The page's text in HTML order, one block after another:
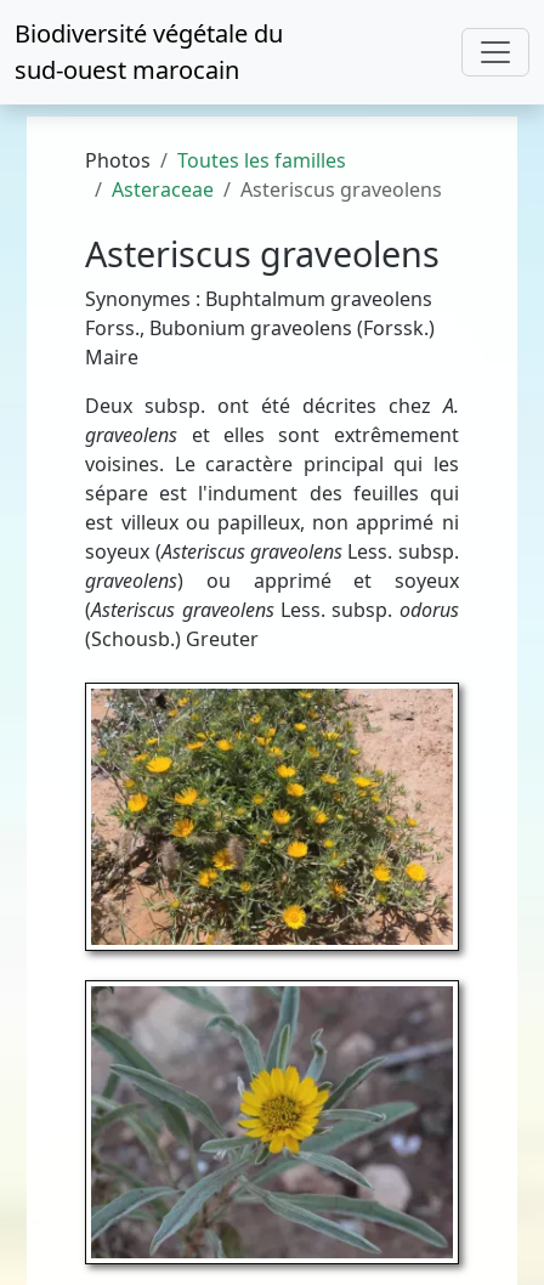
Biodiversité végétale du
sud-ouest marocain
Photos
Toutes les familles
Asteraceae
Asteriscus graveolens
Asteriscus graveolens
Synonymes : Buphtalmum graveolens
Forss., Bubonium graveolens (Forssk.)
Maire
Deux subsp. ont été décrites chezA.
graveolens et elles sont extrêmement
voisines. Le caractère principal qui les
sépare est l'indument des feuilles qui
est villeux ou papilleux, non apprimé ni
soyeux (Asteriscus graveolens Less. subsp.
graveolens) ou apprimé et soyeux
(Asteriscus graveolensLess. subsp. odorus
(Schousb.) Greuter